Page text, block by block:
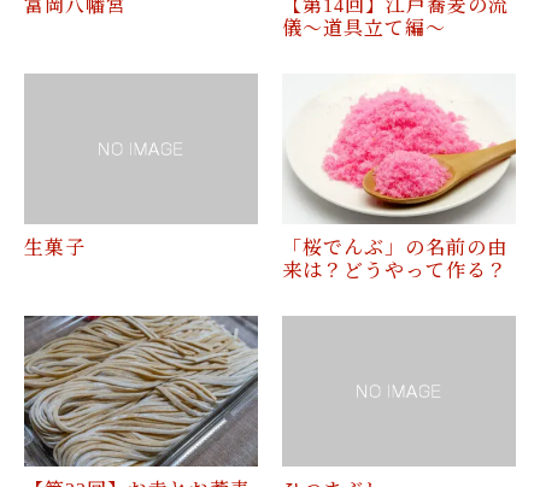
富岡八幡宮
【第14回】江戸蕎麦の流
儀〜道具立て編〜
生菓子
「桜でんぶ」の名前の由
来は？どうやって作る？